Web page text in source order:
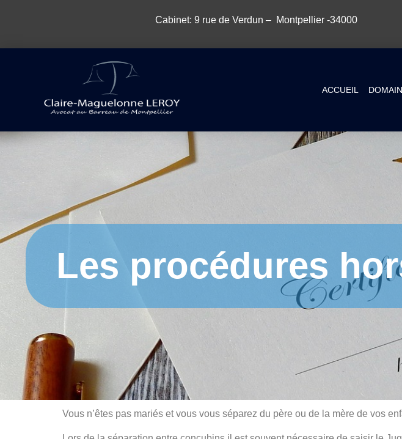
Cabinet: 9 rue de Verdun – Montpellier -34000
ACCUEIL
Les procédures
Vous n’êtes pas mariés et vous vous séparez du père ou de la mère de vos